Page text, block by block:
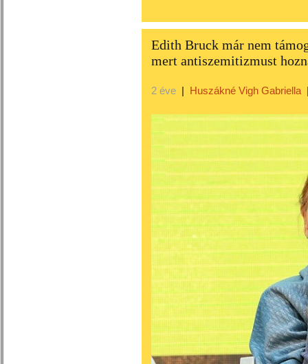
Edith Bruck már nem
mert antiszemitizmust
2 éve | Huszákné Vigh Gabriella